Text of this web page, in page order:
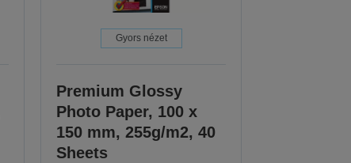
Gyors nézet
Premium Glossy
Photo Paper, 100 x
150 mm, 255g/m2, 40
Sheets